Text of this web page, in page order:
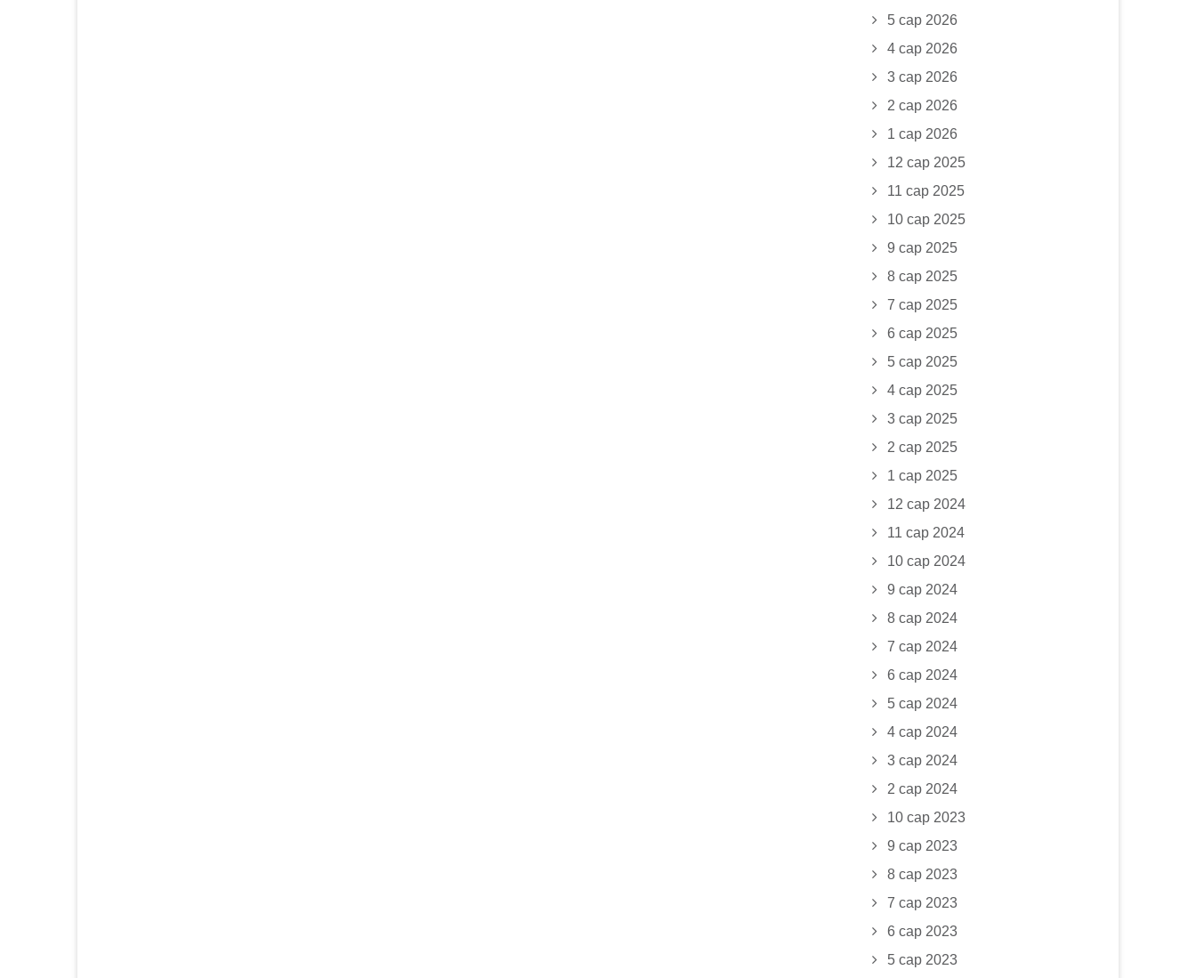
5 сар 2026
4 сар 2026
3 сар 2026
2 сар 2026
1 сар 2026
12 сар 2025
11 сар 2025
10 сар 2025
9 сар 2025
8 сар 2025
7 сар 2025
6 сар 2025
5 сар 2025
4 сар 2025
3 сар 2025
2 сар 2025
1 сар 2025
12 сар 2024
11 сар 2024
10 сар 2024
9 сар 2024
8 сар 2024
7 сар 2024
6 сар 2024
5 сар 2024
4 сар 2024
3 сар 2024
2 сар 2024
10 сар 2023
9 сар 2023
8 сар 2023
7 сар 2023
6 сар 2023
5 сар 2023